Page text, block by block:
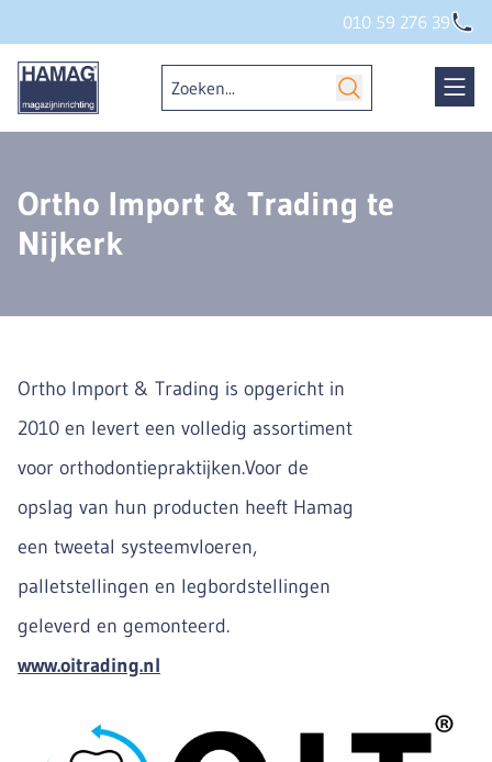
010 59 276 39
Ortho Import & Trading te
Nijkerk
Ortho Import & Trading is opgericht in
2010 en levert een volledig assortiment
voor orthodontiepraktijken.Voor de
opslag van hun producten heeft Hamag
een tweetal systeemvloeren,
palletstellingen en legbordstellingen
geleverd en gemonteerd.
www.oitrading.nl